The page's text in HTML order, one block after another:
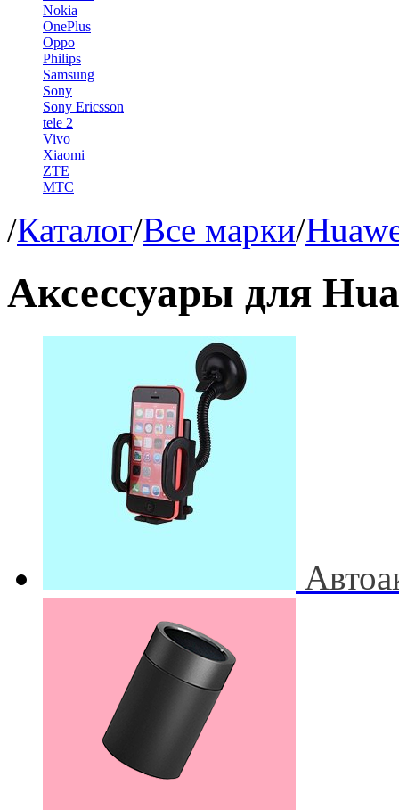
Nokia
OnePlus
Oppo
Philips
Samsung
Sony
Sony Ericsson
tele 2
Vivo
Xiaomi
ZTE
МТС
/Каталог/Все марки/
Аксессуары для